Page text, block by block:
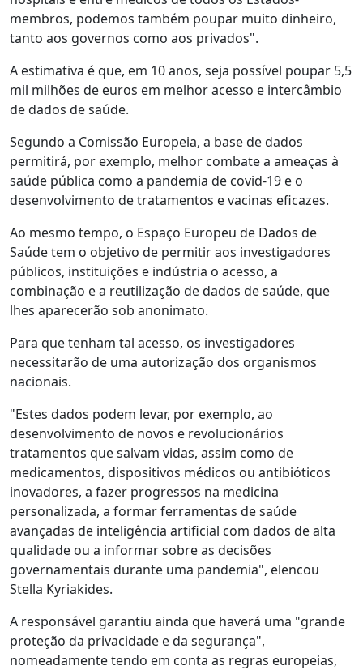
membros, podemos também poupar muito dinheiro,
tanto aos governos como aos privados".
A estimativa é que, em 10 anos, seja possível poupar 5,5
mil milhões de euros em melhor acesso e intercâmbio
de dados de saúde.
Segundo a Comissão Europeia, a base de dados
permitirá, por exemplo, melhor combate a ameaças à
saúde pública como a pandemia de covid-19 e o
desenvolvimento de tratamentos e vacinas eficazes.
Ao mesmo tempo, o Espaço Europeu de Dados de
Saúde tem o objetivo de permitir aos investigadores
públicos, instituições e indústria o acesso, a
combinação e a reutilização de dados de saúde, que
lhes aparecerão sob anonimato.
Para que tenham tal acesso, os investigadores
necessitarão de uma autorização dos organismos
nacionais.
"Estes dados podem levar, por exemplo, ao
desenvolvimento de novos e revolucionários
tratamentos que salvam vidas, assim como de
medicamentos, dispositivos médicos ou antibióticos
inovadores, a fazer progressos na medicina
personalizada, a formar ferramentas de saúde
avançadas de inteligência artificial com dados de alta
qualidade ou a informar sobre as decisões
governamentais durante uma pandemia", elencou
Stella Kyriakides.
A responsável garantiu ainda que haverá uma "grande
proteção da privacidade e da segurança",
nomeadamente tendo em conta as regras europeias,